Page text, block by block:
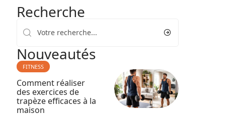
Recherche
Nouveautés
FITNESS
Comment réaliser
des exercices de
trapèze efficaces à la
maison